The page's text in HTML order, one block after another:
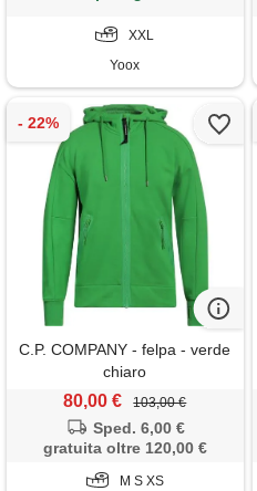
XXL
Yoox
C.P. COMPANY - felpa - verde
chiaro
80,00 € 103,00 €
Sped. 6,00 €
gratuita oltre 120,00 €
M S XS